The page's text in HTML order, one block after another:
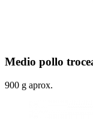
Medio pollo
900 g aprox.